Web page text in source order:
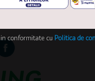
conformitate cu Politica de